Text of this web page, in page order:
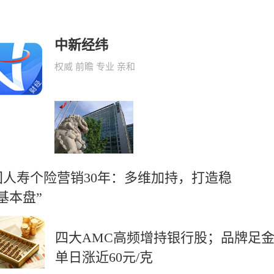
中新经纬
权威 前瞻 专业 亲和
寿个险营销30年：多维加持，打造稳
本盘”
四大AMC高频增持银行股；品牌足
单日涨近60元/克